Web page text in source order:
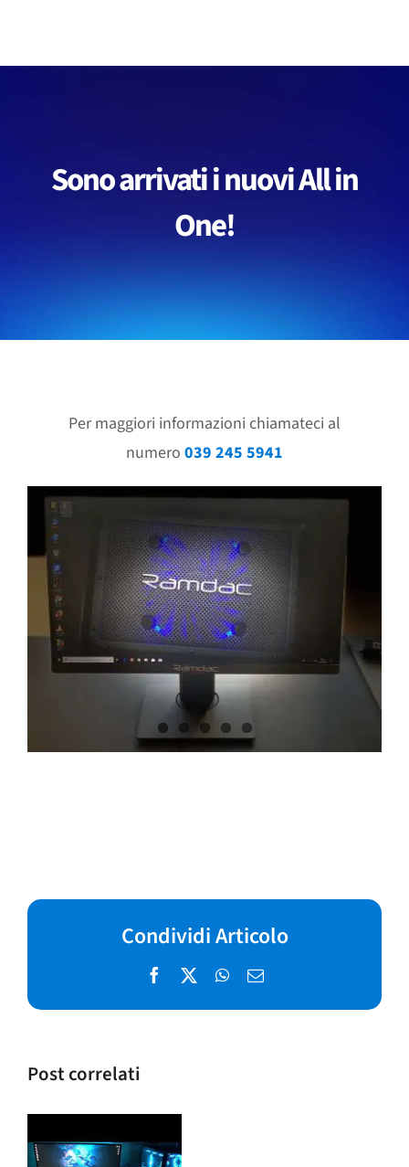
contenuto
Sono arrivati i nuovi All in
One!
Per maggiori informazioni chiamateci al
numero 039 245 5941
Condividi Articolo
Facebook
X WhatsApp
Email
Post correlati